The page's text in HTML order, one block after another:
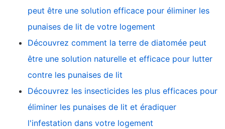
peut être une solution efficace pour éliminer les
punaises de lit de votre logement
Découvrez comment la terre de diatomée peut
être une solution naturelle et efficace pour lutter
contre les punaises de lit
Découvrez les insecticides les plus efficaces pour
éliminer les punaises de lit et éradiquer
l'infestation dans votre logement